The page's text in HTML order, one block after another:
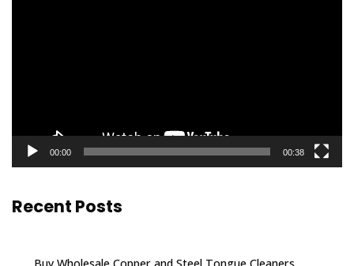
00:00 00:38
Recent Posts
Buy Wholesale Copper and Steel Tongue Cleaners